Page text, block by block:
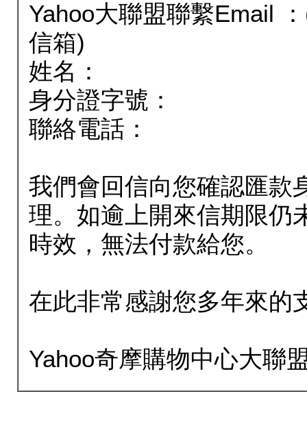
Yahoo大聯盟聯繫Email
信箱)
姓名：
身分證字號：
聯絡電話：
我們會回信向您確認匯款
理。如逾上開來信期限仍
時效，無法付款給您。
在此非常感謝您多年來的
Yahoo奇摩購物中心大